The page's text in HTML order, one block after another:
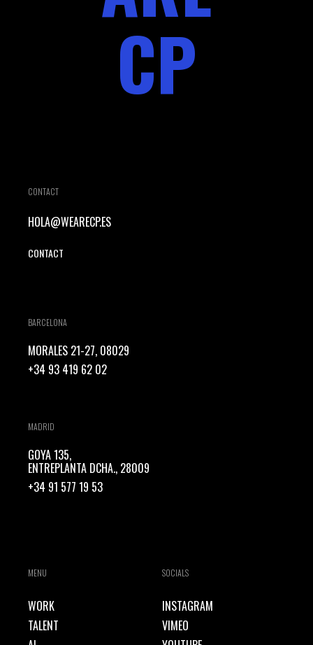
CP
CONTACT
HOLA@WEARECP.ES
CONTACT
BARCELONA
MORALES 21-27, 08029
+34 93 419 62 02
MADRID
GOYA 135,
ENTREPLANTA DCHA., 28009
+34 91 577 19 53
MENU
WORK
TALENT
SOCIALS
INSTAGRAM
VIMEO